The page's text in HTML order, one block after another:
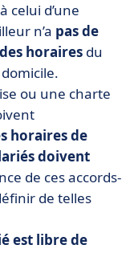
à celui d’une
n’a pas de
horaires du
ou une charte
horaires de
doivent
de ces accords-
de telles
est libre de